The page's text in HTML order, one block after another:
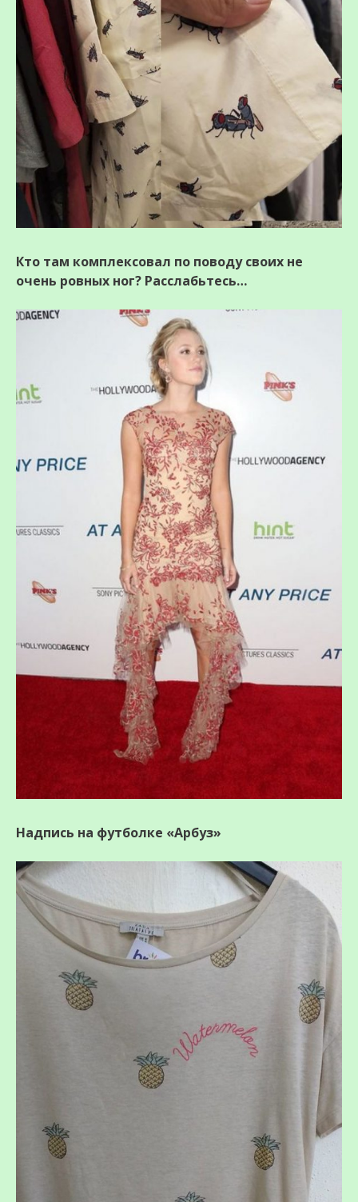
Кто там комплексовал по поводу своих не
очень ровных ног? Расслабьтесь…
Надпись на футболке «Арбуз»